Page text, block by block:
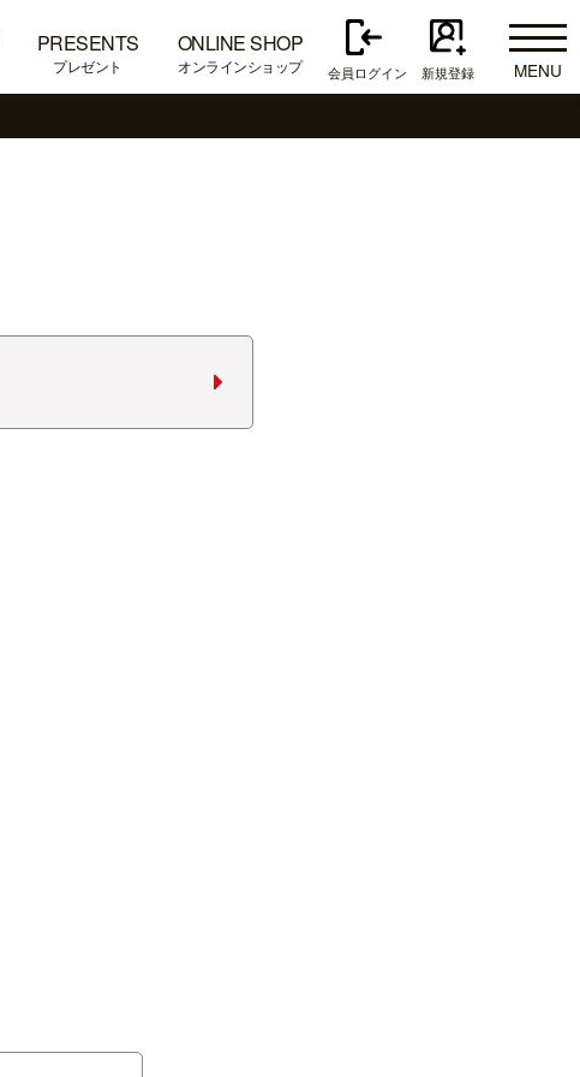
PRESENTS
プレゼント
ONLINE SHOP
オンラインショップ 会員ログイン 新規登録
MENU